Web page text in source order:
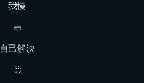
我慢
🧱
自己解決
🫥